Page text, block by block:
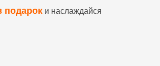
подарок и наслаждайся